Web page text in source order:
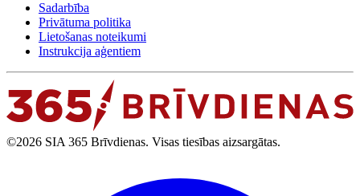
Sadarbība
Privātuma politika
Lietošanas noteikumi
Instrukcija aģentiem
©2026 SIA 365 Brīvdienas. Visas tiesības aizsargātas.